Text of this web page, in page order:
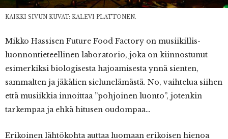
KAIKKI SIVUN KUVAT: KALEVI PLATTONEN.
Mikko Hassisen Future Food Factory on musiikillis-
luonnontieteellinen laboratorio, joka on kiinnostunut
esimerkiksi biologisesta hajoamisesta ynnä sienten,
sammalten ja jäkälien sielunelämästä. No, vaihtelua siihen
että musiikkia innoittaa ”pohjoinen luonto”, jotenkin
tarkempaa ja ehkä hitusen oudompaa…
Erikoinen lähtökohta auttaa luomaan erikoisen hienoa